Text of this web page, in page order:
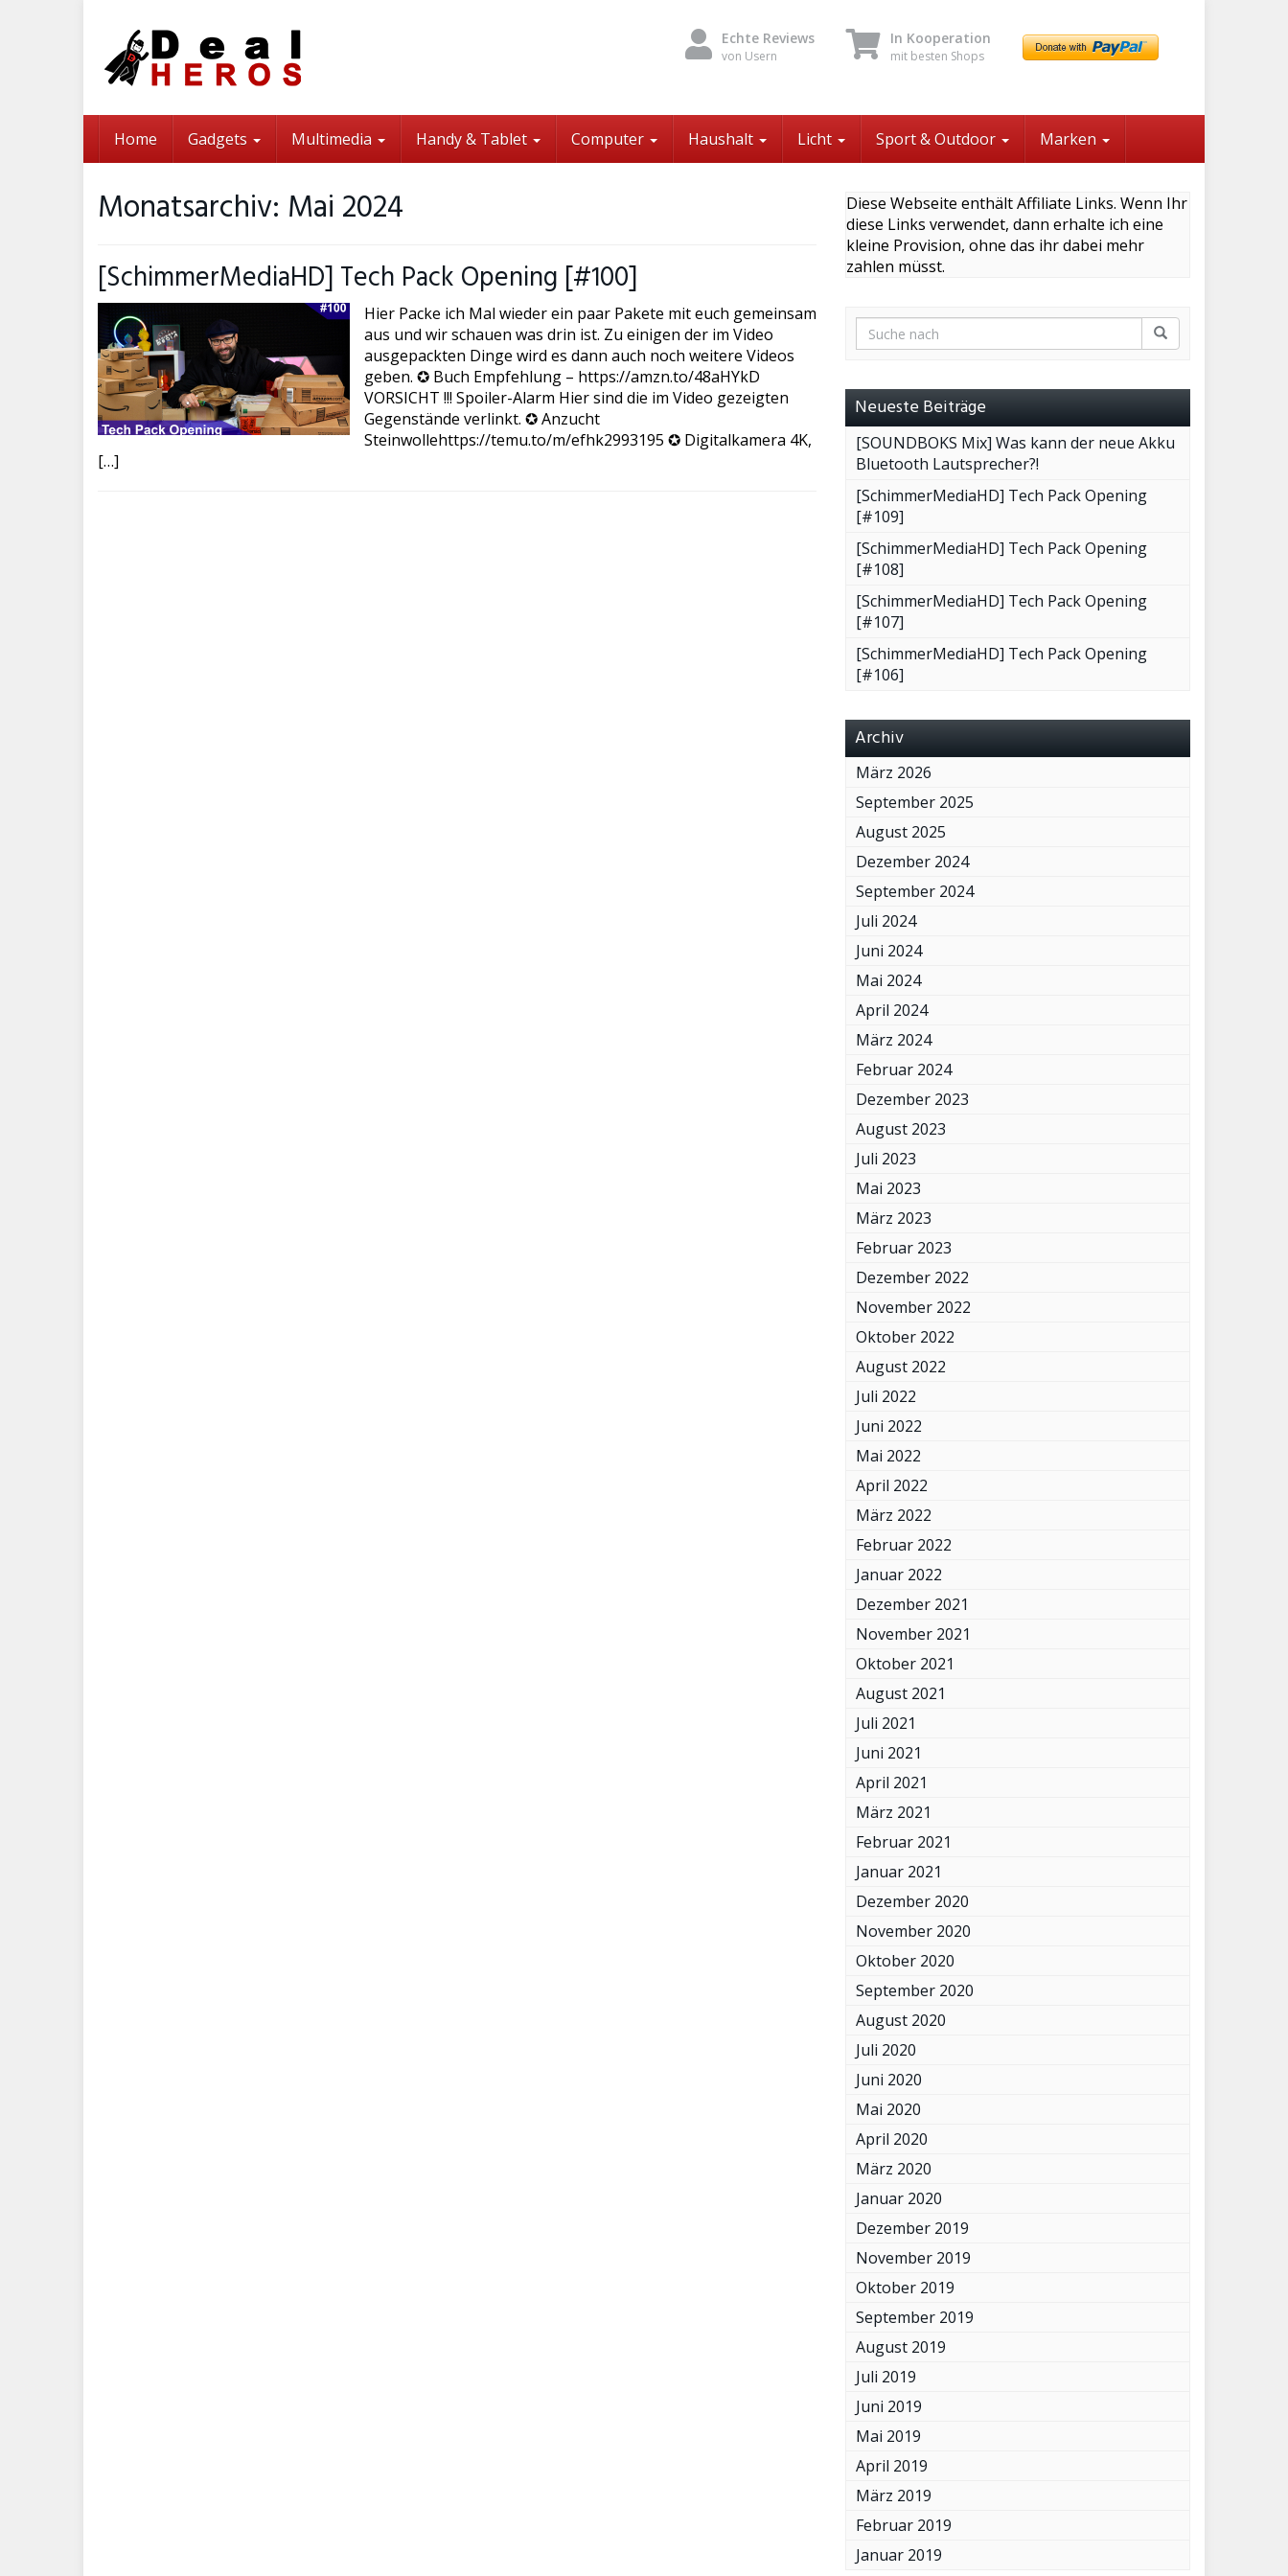
Echte Reviews
von Usern
In Kooperation
mit besten Shops
Home Gadgets Multimedia Handy & Tablet Computer Haushalt Licht Sport & Outdoor Marken
Monatsarchiv: Mai 2024
[SchimmerMediaHD] Tech Pack Opening [#100]
Hier Packe ich Mal wieder ein paar Pakete mit euch gemeinsam
aus und wir schauen was drin ist. Zu einigen der im Video
ausgepackten Dinge wird es dann auch noch weitere Videos
geben. ✪ Buch Empfehlung – https://amzn.to/48aHYkD
VORSICHT !!! Spoiler-Alarm Hier sind die im Video gezeigten
Gegenstände verlinkt. ✪ Anzucht
Steinwollehttps://temu.to/m/efhk2993195 ✪ Digitalkamera 4K,
[…]
Diese Webseite enthält Affiliate Links. Wenn Ihr
diese Links verwendet, dann erhalte ich eine
kleine Provision, ohne das ihr dabei mehr
zahlen müsst.
Neueste Beiträge
[SOUNDBOKS Mix] Was kann der neue Akku
Bluetooth Lautsprecher?!
[SchimmerMediaHD] Tech Pack Opening
[#109]
[SchimmerMediaHD] Tech Pack Opening
[#108]
[SchimmerMediaHD] Tech Pack Opening
[#107]
[SchimmerMediaHD] Tech Pack Opening
[#106]
Archiv
März 2026
September 2025
August 2025
Dezember 2024
September 2024
Juli 2024
Juni 2024
Mai 2024
April 2024
März 2024
Februar 2024
Dezember 2023
August 2023
Juli 2023
Mai 2023
März 2023
Februar 2023
Dezember 2022
November 2022
Oktober 2022
August 2022
Juli 2022
Juni 2022
Mai 2022
April 2022
März 2022
Februar 2022
Januar 2022
Dezember 2021
November 2021
Oktober 2021
August 2021
Juli 2021
Juni 2021
April 2021
März 2021
Februar 2021
Januar 2021
Dezember 2020
November 2020
Oktober 2020
September 2020
August 2020
Juli 2020
Juni 2020
Mai 2020
April 2020
März 2020
Januar 2020
Dezember 2019
November 2019
Oktober 2019
September 2019
August 2019
Juli 2019
Juni 2019
Mai 2019
April 2019
März 2019
Februar 2019
Januar 2019